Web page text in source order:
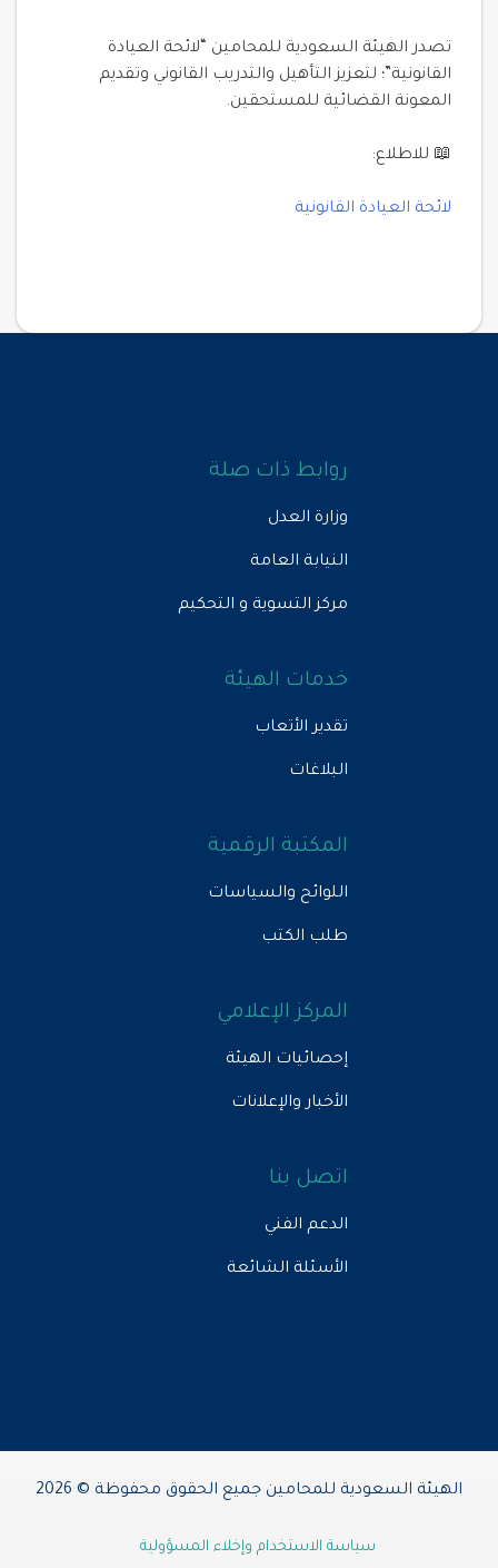
تصدر الهيئة السعودية للمحامين “لائحة العيادة
القانونية”؛ لتعزيز التأهيل والتدريب القانوني وتقديم
المعونة القضائية للمستحقين.
📖 للاطلاع:
لائحة العيادة القانونية
روابط ذات صلة
وزارة العدل
النيابة العامة
مركز التسوية و التحكيم
خدمات الهيئة
تقدير الأتعاب
البلاغات
المكتبة الرقمية
اللوائح والسياسات
طلب الكتب
المركز الإعلامي
إحصائيات الهيئة
الأخبار والإعلانات
اتصل بنا
الدعم الفني
الأسئلة الشائعة
الهيئة السعودية للمحامين جميع الحقوق محفوظة © 2026
سياسة الاستخدام وإخلاء المسؤولية